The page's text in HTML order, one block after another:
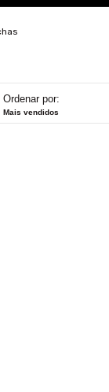
Ordenar por:
Mais vendidos